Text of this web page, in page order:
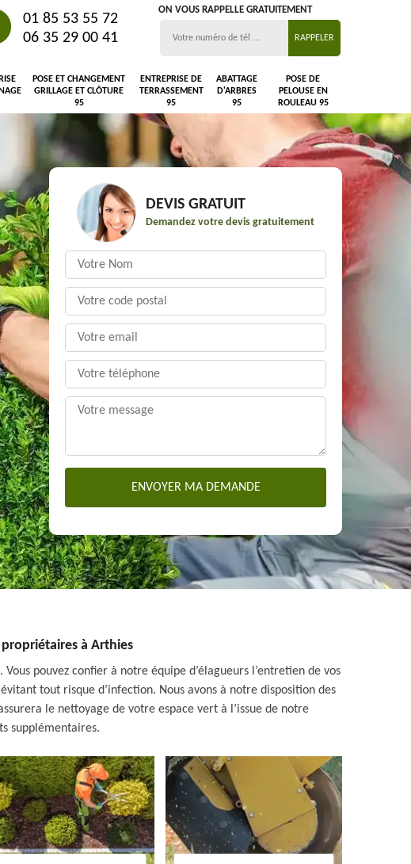
01 85 53 55 72
06 35 29 00 41
ON VOUS RAPPELLE GRATUITEMENT
POSE ET CHANGEMENT
GRILLAGE ET CLÔTURE
95
ENTREPRISE DE
TERRASSEMENT
95
ABATTAGE
D'ARBRES
95
POSE DE
PELOUSE EN
ROULEAU 95
DEVIS GRATUIT
Demandez votre devis gratuitement
propriétaires à Arthies
pouvez confier à notre équipe d’élagueurs l’entretien de vos
tout risque d’infection. Nous avons à notre disposition des
le nettoyage de votre espace vert à l’issue de notre
supplémentaires.